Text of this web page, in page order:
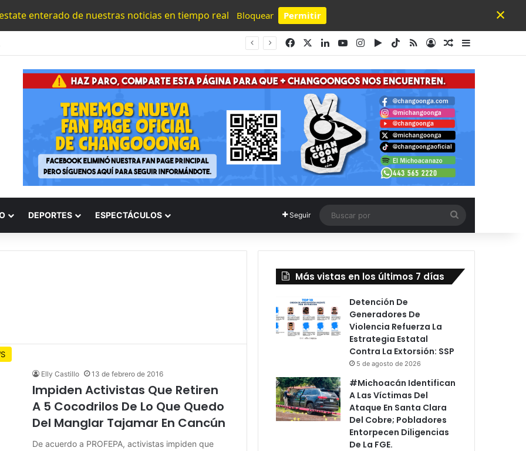
enterado de nuestras noticias en tiempo real Bloquear Permitir
Powered by SendPulse
×
FacebookLinkedInYouTubeInstagram
Google Play
TikTok
RSS AccesoPublicación al
DEPORTES ESPECTÁCULOS Seguir
por
Elly Castillo 13 de febrero de 2016
Impiden Activistas Que Retiren
A 5 Cocodrilos De Lo Que Quedo
Del Manglar Tajamar En Cancún
De acuerdo a PROFEPA, activistas impiden que
Más vistas en los últimos 7 días
Detención De
Generadores De
Violencia Refuerza La
Estrategia Estatal
Contra La Extorsión: SSP
5 de agosto de 2026
#Michoacán Identifican
A Las Víctimas Del
Ataque En Santa Clara
Del Cobre; Pobladores
Entorpecen Diligencias
De La FGE.